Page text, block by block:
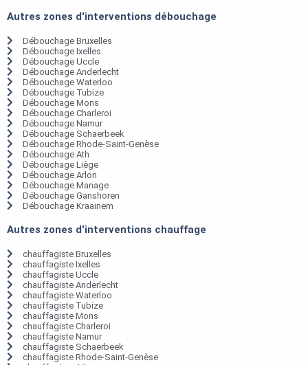
Autres zones d'interventions débouchage
Débouchage Bruxelles
Débouchage Ixelles
Débouchage Uccle
Débouchage Anderlecht
Débouchage Waterloo
Débouchage Tubize
Débouchage Mons
Débouchage Charleroi
Débouchage Namur
Débouchage Schaerbeek
Débouchage Rhode-Saint-Genèse
Débouchage Ath
Débouchage Liège
Débouchage Arlon
Débouchage Manage
Débouchage Ganshoren
Débouchage Kraainem
Autres zones d'interventions chauffage
chauffagiste Bruxelles
chauffagiste Ixelles
chauffagiste Uccle
chauffagiste Anderlecht
chauffagiste Waterloo
chauffagiste Tubize
chauffagiste Mons
chauffagiste Charleroi
chauffagiste Namur
chauffagiste Schaerbeek
chauffagiste Rhode-Saint-Genèse